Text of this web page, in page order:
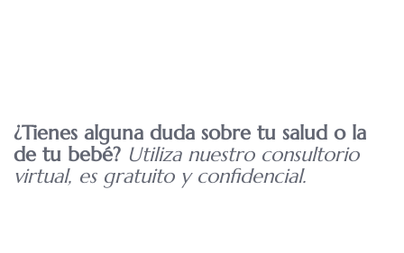
¿Tienes alguna duda sobre tu salud o la
de tu bebé? Utiliza nuestro consultorio
virtual, es gratuito y confidencial.